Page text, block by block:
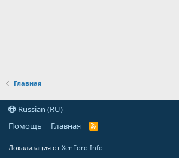
Главная
Russian (RU)
Помощь
Главная
R
Локализация от XenForo.Info